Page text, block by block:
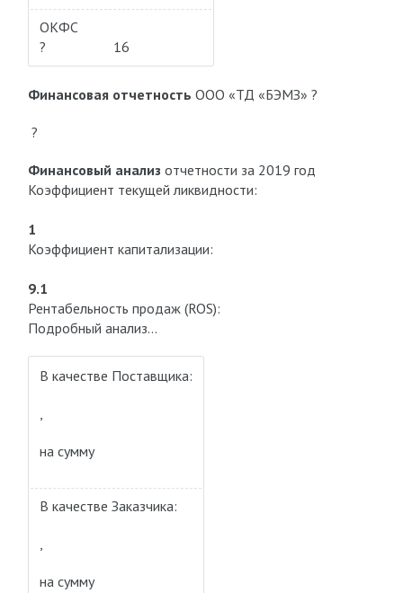
ОКФС
?
16
Финансовая отчетность ООО «ТД «БЭМЗ» ?
?
Финансовый анализ отчетности за 2019 год
Коэффициент текущей ликвидности:
1
Коэффициент капитализации:
9.1
Рентабельность продаж (ROS):
Подробный анализ…
В качестве Поставщика:
,
на сумму
В качестве Заказчика:
,
на сумму